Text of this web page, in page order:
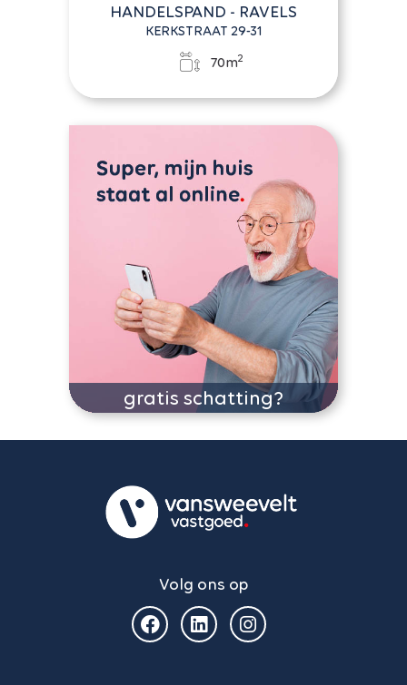
HANDELSPAND - RAVELS
KERKSTRAAT 29-31
70m2
gratis schatting?
Volg ons op